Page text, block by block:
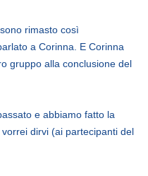
rimasto così
a Corinna. E Corinna
gruppo alla conclusione del
e abbiamo fatto la
dirvi (ai partecipanti del